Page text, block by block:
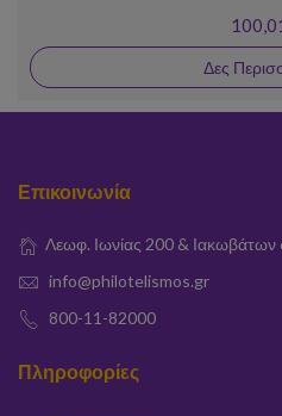
Δες
Επικοινωνία
Λεωφ. Ιωνίας 200 &
info@philotelismos.gr
800-11-82000
Πληροφορίες